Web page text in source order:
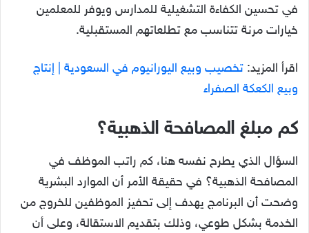
في تحسين الكفاءة التشغيلية للمدارس ويوفر للمعلمين
خيارات مرنة تتناسب مع تطلعاتهم المستقبلية.
اقرأ المزيد: تخصيب وبيع اليورانيوم في السعودية | إنتاج
وبيع الكعكة الصفراء
كم مبلغ المصافحة الذهبية؟
السؤال الذي يطرح نفسه هنا، كم راتب الموظف في
المصافحة الذهبية؟ في حقيقة الأمر أن الموارد البشرية
وضحت أن البرنامج يهدف إلى تحفيز الموظفين للخروج من
الخدمة بشكل طوعي، وذلك بتقديم الاستقالة، وعلى أن